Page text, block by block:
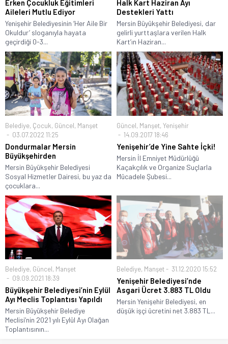
Erken Çocukluk Eğitimleri
Aileleri Mutlu Ediyor
Yenişehir Belediyesinin ‘Her Aile Bir
Okuldur’ sloganıyla hayata
geçirdiği 0-3...
Halk Kart Haziran Ayı
Destekleri Yattı
Mersin Büyükşehir Belediyesi, dar
gelirli yurttaşlara verilen Halk
Kart’ın Haziran...
Belediye, Çocuk, Güncel, Manşet
03.07.2022 11:25
Dondurmalar Mersin
Büyükşehirden
Mersin Büyükşehir Belediyesi
Sosyal Hizmetler Dairesi, bu yaz da
çocuklara...
Güncel, Manşet, Yenişehir
14.09.2017 18:46
Yenişehir’de Yine Sahte İçki!
Mersin İl Emniyet Müdürlüğü
Kaçakçılık ve Organize Suçlarla
Mücadele Şubesi...
Belediye, Güncel, Manşet
09.09.2021 18:39
Büyükşehir Belediyesi’nin Eylül
Ayı Meclis Toplantısı Yapıldı
Mersin Büyükşehir Belediye
Meclisi’nin 2021 yılı Eylül Ayı Olağan
Toplantısının...
Belediye, Manşet 31.12.2020 15:52
Yenişehir Belediyesi’nde
Asgari Ücret 3.883 TL Oldu
Mersin Yenişehir Belediyesi, en
düşük işçi ücretini net 3.883 TL...